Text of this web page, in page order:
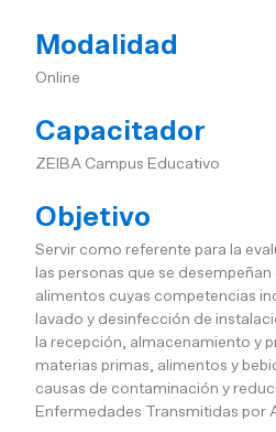
Modalidad
Online
Capacitador
ZEIBA Campus Educativo
Objetivo
Servir como referente para la
las personas que se
alimentos cuyas competencias
lavado y desinfección de
la recepción, almacenamiento y
materias primas, alimentos y
causas de contaminación y
Enfermedades Transmitidas por